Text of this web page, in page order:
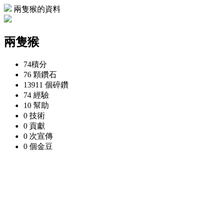
兩隻猴的資料
兩隻猴
74積分
76 顆鑽石
13911 個碎鑽
74 經驗
10 幫助
0 技術
0 貢獻
0 次宣傳
0 個金豆